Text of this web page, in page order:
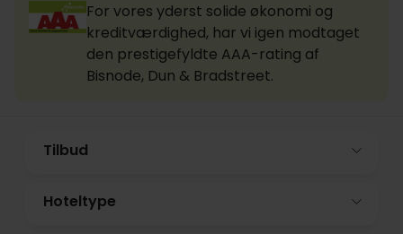
For vores yderst solide økonomi og
kreditværdighed, har vi igen modtaget
den prestigefyldte AAA-rating af
Bisnode, Dun & Bradstreet.
Tilbud
Hoteltype